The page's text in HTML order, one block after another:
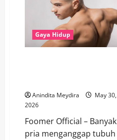
Mana
yang
Lebih
Efektif
untuk
Menurunkan
Berat
Gaya Hidup
Anindita Meydira
May 30,
2026
Foomer Official – Banyak
pria menganggap tubuh